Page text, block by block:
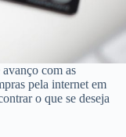
com as
pela internet em
o que se deseja